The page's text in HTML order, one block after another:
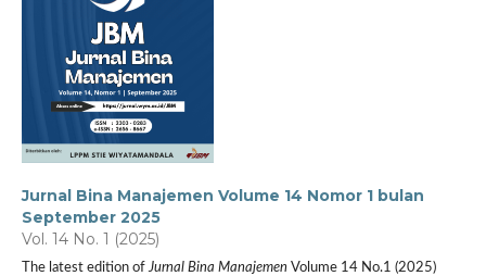
Jurnal Bina Manajemen Volume 14 Nomor 1 bulan
September 2025
Vol. 14 No. 1 (2025)
The latest edition ofJurnal Bina Manajemen Volume 14 No.1 (2025)